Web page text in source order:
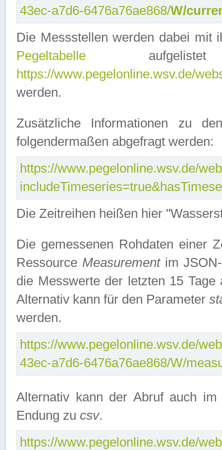
43ec-a7d6-6476a76ae868/W/
Die Messstellen werden dabei mit
Pegeltabelle
https://www.pegelonline.wsv.de/
werden.
Zusätzliche Informationen zu
folgendermaßen abgefragt werden:
https://www.pegelonline.wsv.de/
Die Zeitreihen heißen hier
Die gemessenen Rohdaten einer
Ressource Measurementim JSON-
die Messwerte der letzten 15
Alternativ kann für den Parameter
werden.
https://www.pegelonline.wsv.de/
43ec-a7d6-6476a76ae868/W/
Alternativ kann der Abruf auch
Endung zu csv.
https://www.pegelonline.wsv.de/